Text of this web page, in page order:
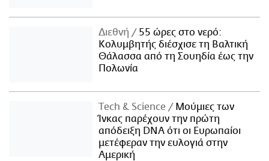
Διεθνή
55 ώρες στο νερό:
Κολυμβητής διέσχισε τη Βαλτική
Θάλασσα από τη Σουηδία έως την
Πολωνία
Τech & Science
Μούμιες των
Ίνκας παρέχουν την πρώτη
απόδειξη DNA ότι οι Ευρωπαίοι
μετέφεραν την ευλογιά στην
Αμερική